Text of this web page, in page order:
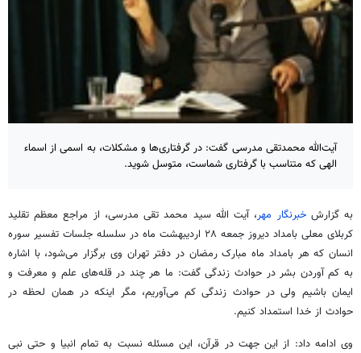
آیت‌الله محمدتقی مدرسی گفت: در گرفتاری‌ها و مشکلات، به اسمی از اسماء
الهی که متناسب با گرفتاری شماست، متوسل شوید.
به گزارش خبرنگار مهر، آیت الله سید محمد تقی مدرسی، از مراجع معظم تقلید
کربلای معلی بامداد دیروز جمعه ۲۸ اردیبهشت ماه در سلسله جلسات تفسیر سوره
انسان که هر بامداد ماه مبارک رمضان در دفتر تهران وی برگزار می‌شود، با اشاره
به کم آوردن بشر در حوادث زندگی گفت: ما هر چند در قله‌های علم و معرفت و
ایمان باشیم ولی در حوادث زندگی کم می‌آوریم، مگر اینکه در همان لحظه در
حوادث از خدا استمداد کنیم.
وی ادامه داد: از این جهت در قرآن، این مسئله نسبت به تمام انبیا و حتی نبی